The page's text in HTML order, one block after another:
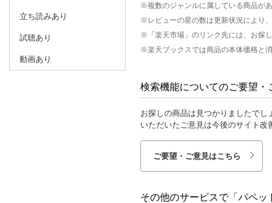
立ち読みあり
試聴あり
動画あり
※複数のジャンルに属している商品が
※レビューの星の数は更新状況により
※「楽天市場」のリンク先には、お探
※楽天ブックスでは商品の本体価格と
検索機能についてのご要望・
お探しの商品は見つかりましたでし
いただいたご意見は今後のサイト改
ご要望・ご意見はこちら
その他のサービスで「パペ